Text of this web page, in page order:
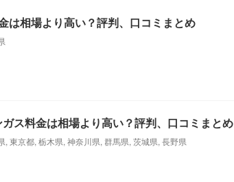
は相場より高い？評判、口コミまとめ
ス料金は相場より高い？評判、口コミまとめ
, 東京都, 栃木県, 神奈川県, 群馬県, 茨城県, 長野県